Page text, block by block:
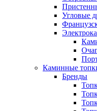
Угловые
Каминные
Бренды